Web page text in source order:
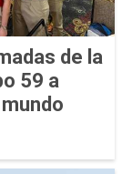
de la
59 a